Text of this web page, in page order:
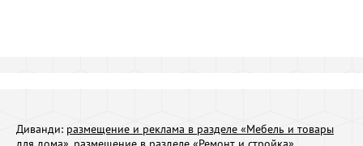
Диванди: размещение и реклама в разделе «Мебель и товары